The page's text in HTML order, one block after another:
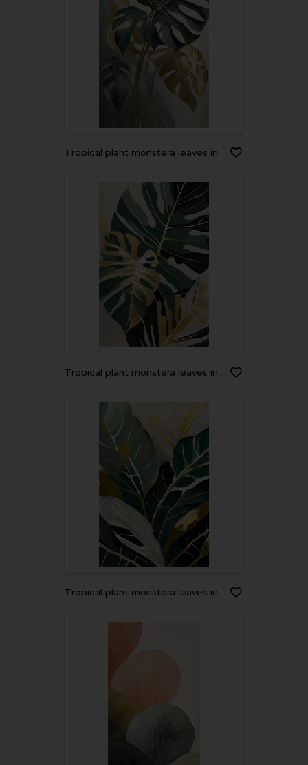
Tropical plant monstera leaves in abstract artwork
Tropical plant monstera leaves in abstract artwork
Tropical plant monstera leaves in abstract artwork